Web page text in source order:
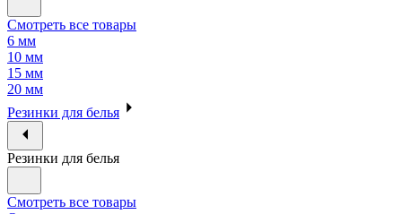
Смотреть все товары
6 мм
10 мм
15 мм
20 мм
Резинки для белья
Резинки для белья
Смотреть все товары